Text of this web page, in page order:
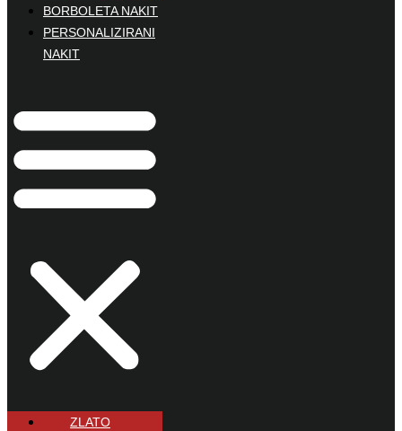
BORBOLETA NAKIT
PERSONALIZIRANI
NAKIT
ZLATO